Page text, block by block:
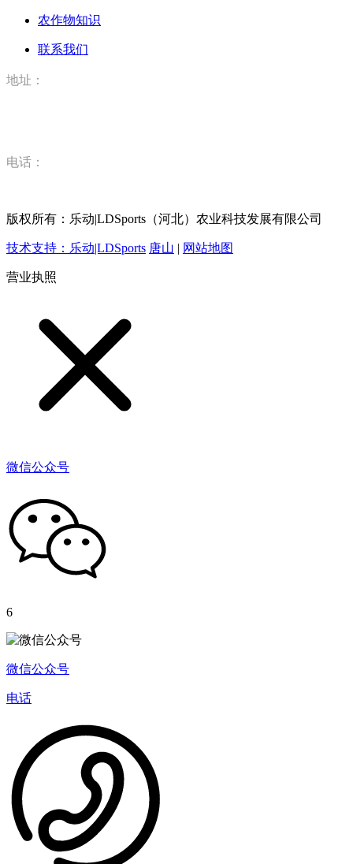
农作物知识
联系我们
地址：
电话：
版权所有：乐动|LDSports（河北）农业科技发展有限公司
技术支持：乐动|LDSports 唐山 | 网站地图
营业执照
微信公众号
6
微信公众号
电话